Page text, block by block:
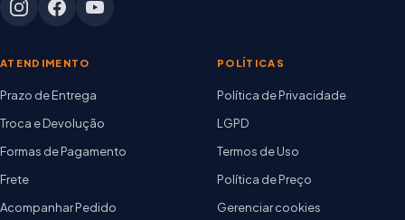
ATENDIMENTO
Prazo de Entrega
Troca e Devolução
Formas de Pagamento
Frete
Acompanhar Pedido
POLÍTICAS
Política de Privacidade
LGPD
Termos de Uso
Política de Preço
Gerenciar cookies